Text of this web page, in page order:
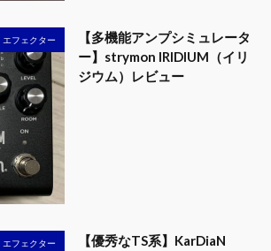
エフェクター
【多機能アンプシミュレータ
ー】strymon IRIDIUM（イリ
ジウム）レビュー
エフェクター
【優秀なTS系】KarDiaN